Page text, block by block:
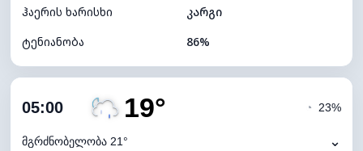
ჰაერის ხარისხი
კარგი
ტენიანობა
86%
ღრუბლიანობა
ნამის წერტილი
05:00 19°
მგრძნობელობა 21°
◔ 23%
⌄